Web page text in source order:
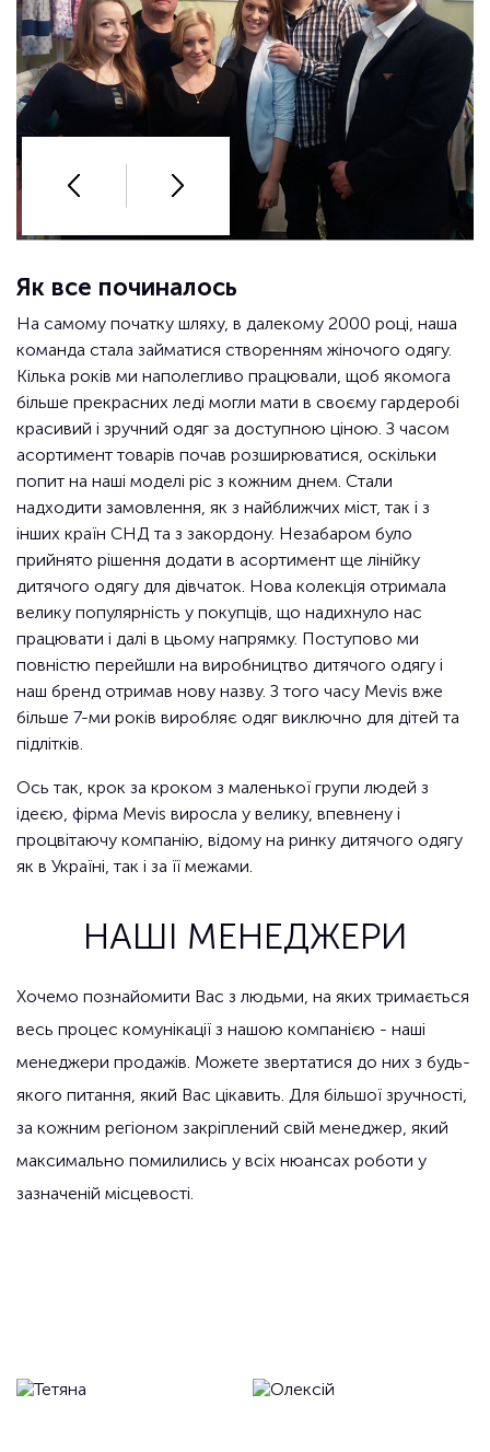
Як все починалось
На самому початку шляху, в далекому 2000 році, наша
команда стала займатися створенням жіночого одягу.
Кілька років ми наполегливо працювали, щоб якомога
більше прекрасних леді могли мати в своєму гардеробі
красивий і зручний одяг за доступною ціною. З часом
асортимент товарів почав розширюватися, оскільки
попит на наші моделі ріс з кожним днем. Стали
надходити замовлення, як з найближчих міст, так і з
інших країн СНД та з закордону. Незабаром було
прийнято рішення додати в асортимент ще лінійку
дитячого одягу для дівчаток. Нова колекція отримала
велику популярність у покупців, що надихнуло нас
працювати і далі в цьому напрямку. Поступово ми
повністю перейшли на виробництво дитячого одягу і
наш бренд отримав нову назву. З того часу Mevis вже
більше 7-ми років виробляє одяг виключно для дітей та
підлітків.
Ось так, крок за кроком з маленької групи людей з
ідеєю, фірма Mevis виросла у велику, впевнену і
процвітаючу компанію, відому на ринку дитячого одягу
як в Україні, так і за її межами.
НАШІ МЕНЕДЖЕРИ
Хочемо познайомити Вас з людьми, на яких тримається
весь процес комунікації з нашою компанією - наші
менеджери продажів. Можете звертатися до них з будь-
якого питання, який Вас цікавить. Для більшої зручності,
за кожним регіоном закріплений свій менеджер, який
максимально помилились у всіх нюансах роботи у
зазначеній місцевості.